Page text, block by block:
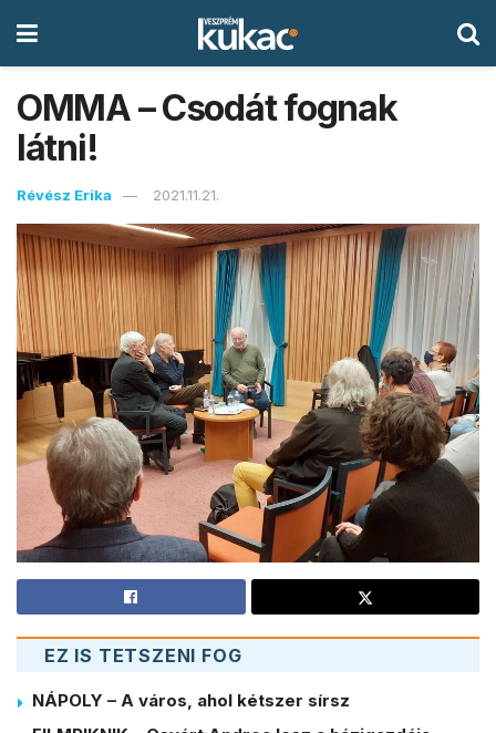
OMMA – Csodát fognak
látni!
Révész Erika 2021.11.21.
EZ IS TETSZENI FOG
NÁPOLY – A város, ahol kétszer sírsz